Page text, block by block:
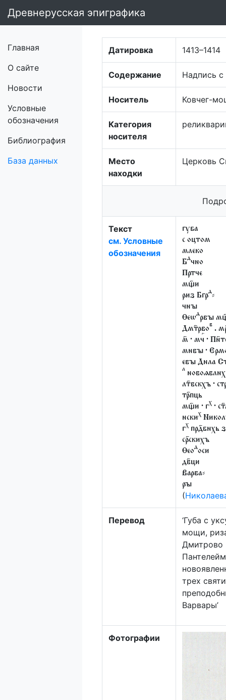
Древнерусская эпиграфика
Главная
О сайте
Новости
Условные
обозначения
Библиография
База данных
Датировка 1413–1414
Содержание Надпись
Носитель Ковчег-
Категория
носителя
Место
находки
Церковь
Текст
см. Условные
обозначения
губа
с оцтом
млеко
Бдчно
Пртче
мщ҃и
риз Бгрд⸗
чнꙑ
Ѳеѡдрвꙑ
Дмт҃рвов .
м҃ · мч ·
мнвꙑ ·
евꙑ Днла
л
лт҃вскхъ ·
тр҃пць
мщ҃и · гх ·
нских
гх прд҃бнхь
ср҃скихъ
Ѳеодоси
дв҃ци
Варва⸗
рꙑ
(
Перевод
‘Губа с
мощи,
Дмитрово
трех
Варвары’
Фотографии